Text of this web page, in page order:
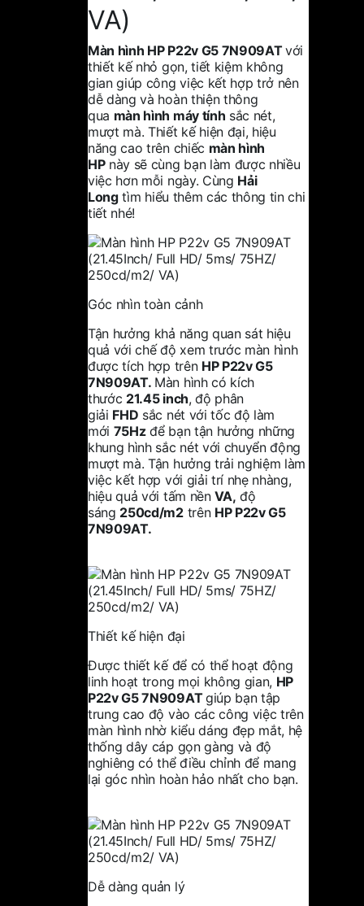
VA)
Màn hình HP P22v G5 7N909ATvới
thiết kế nhỏ gọn, tiết kiệm không
gian giúp công việc kết hợp trở nên
dễ dàng và hoàn thiện thông
qua màn hình máy tính sắc nét,
mượt mà. Thiết kế hiện đại, hiệu
năng cao trên chiếc màn hình
HPnày sẽ cùng bạn làm được nhiều
việc hơn mỗi ngày. Cùng Hải
Long tìm hiểu thêm các thông tin chi
tiết nhé!
Góc nhìn toàn cảnh
Tận hưởng khả năng quan sát hiệu
quả với chế độ xem trước màn hình
được tích hợp trên HP P22v G5
7N909AT. Màn hình có kích
thước 21.45 inch, độ phân
giải FHD sắc nét với tốc độ làm
mới 75Hzđể bạn tận hưởng những
khung hình sắc nét với chuyển động
mượt mà. Tận hưởng trải nghiệm làm
việc kết hợp với giải trí nhẹ nhàng,
hiệu quả với tấm nềnVA, độ
sáng 250cd/m2trên HP P22v G5
7N909AT.
Thiết kế hiện đại
Được thiết kế để có thể hoạt động
linh hoạt trong mọi không gian, HP
P22v G5 7N909ATgiúp bạn tập
trung cao độ vào các công việc trên
màn hình nhờ kiểu dáng đẹp mắt, hệ
thống dây cáp gọn gàng và độ
nghiêng có thể điều chỉnh để mang
lại góc nhìn hoàn hảo nhất cho bạn.
Dễ dàng quản lý